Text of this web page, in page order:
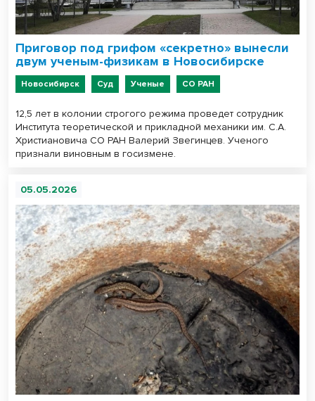
Приговор под грифом «секретно» вынесли
двум ученым-физикам в Новосибирске
Новосибирск Суд Ученые СО РАН
12,5 лет в колонии строгого режима проведет сотрудник
Института теоретической и прикладной механики им. С.А.
Христиановича СО РАН Валерий Звегинцев. Ученого
признали виновным в госизмене.
05.05.2026